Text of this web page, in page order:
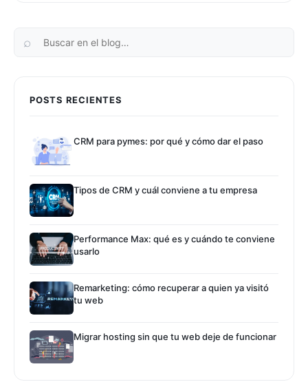
POSTS RECIENTES
CRM para pymes: por qué y cómo dar el paso
Tipos de CRM y cuál conviene a tu empresa
Performance Max: qué es y cuándo te conviene
usarlo
Remarketing: cómo recuperar a quien ya visitó
tu web
Migrar hosting sin que tu web deje de funcionar